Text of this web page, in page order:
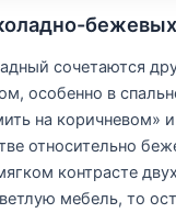
сочетаются
особенно в
на коричневом» и
относительно
контрасте
мебель, то